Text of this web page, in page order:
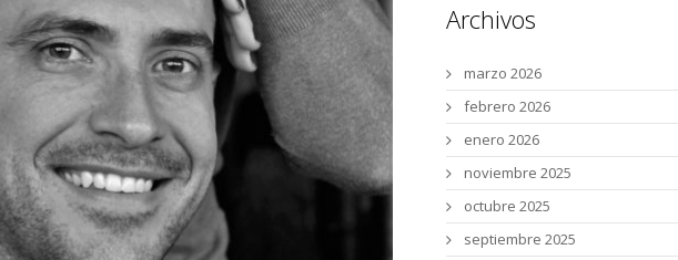
Archivos
marzo 2026
febrero 2026
enero 2026
noviembre 2025
octubre 2025
septiembre 2025